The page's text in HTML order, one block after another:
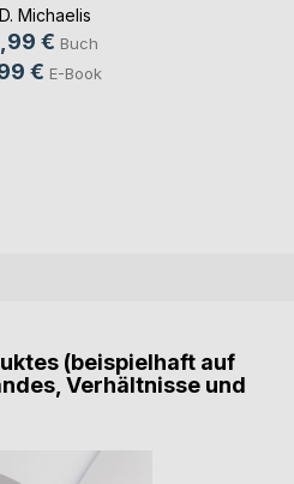
Michaelis
€ Buch
€ E-Book
(beispielhaft auf
Verhältnisse und